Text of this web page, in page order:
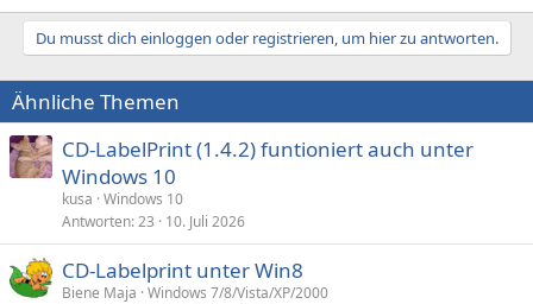
Du musst dich einloggen oder registrieren, um hier zu antworten.
Ähnliche Themen
CD-LabelPrint (1.4.2) funtioniert auch unter
Windows 10
kusa Windows 10
Antworten 23 10. Juli 2026
CD-Labelprint unter Win8
Biene Maja Windows 7/8/Vista/XP/2000